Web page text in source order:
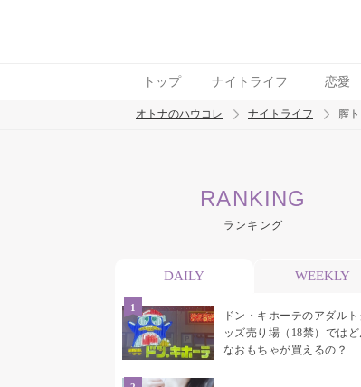
トップ ナイトライフ 恋愛
トレンド ワード
オトナのハウコレ ナイトライフ 膣
RANKING
ランキング
DAILY WEEKLY
ドン・キホーテのアダルト
ッズ売り場（18禁）ではど
なおもちゃが買えるの？